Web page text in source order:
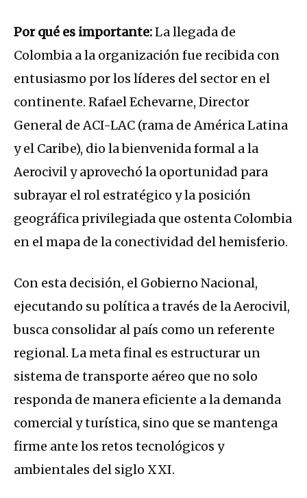
Por qué es importante:La llegada de
Colombia a la organización fue recibida con
entusiasmo por los líderes del sector en el
continente. Rafael Echevarne, Director
General de ACI-LAC (rama de América Latina
y el Caribe), dio la bienvenida formal a la
Aerocivil y aprovechó la oportunidad para
subrayar el rol estratégico y la posición
geográfica privilegiada que ostenta Colombia
en el mapa de la conectividad del hemisferio.
Con esta decisión, el Gobierno Nacional,
ejecutando su política a través de la Aerocivil,
busca consolidar al país como un referente
regional. La meta final es estructurar un
sistema de transporte aéreo que no solo
responda de manera eficiente a la demanda
comercial y turística, sino que se mantenga
firme ante los retos tecnológicos y
ambientales del siglo XXI.